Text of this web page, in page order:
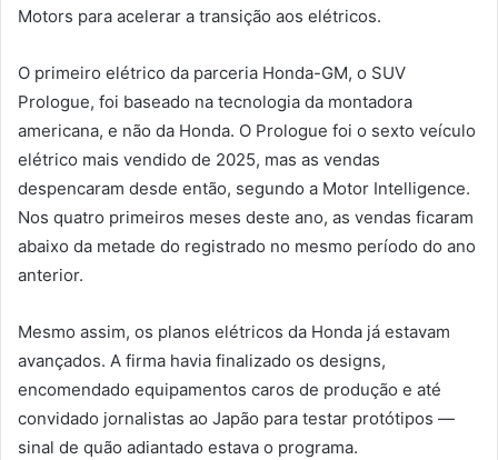
Motors para acelerar a transição aos elétricos.
O primeiro elétrico da parceria Honda-GM, o SUV
Prologue, foi baseado na tecnologia da montadora
americana, e não da Honda. O Prologue foi o sexto veículo
elétrico mais vendido de 2025, mas as vendas
despencaram desde então, segundo a Motor Intelligence.
Nos quatro primeiros meses deste ano, as vendas ficaram
abaixo da metade do registrado no mesmo período do ano
anterior.
Mesmo assim, os planos elétricos da Honda já estavam
avançados. A firma havia finalizado os designs,
encomendado equipamentos caros de produção e até
convidado jornalistas ao Japão para testar protótipos —
sinal de quão adiantado estava o programa.